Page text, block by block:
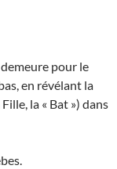
pour le
en révélant la
la « Bat ») dans